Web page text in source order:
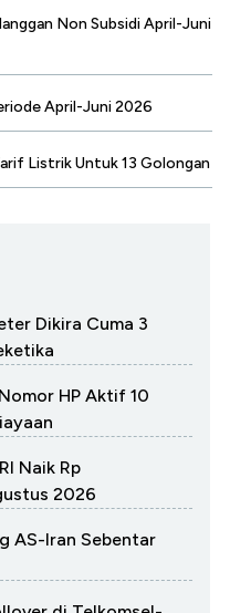
Non Subsidi April-Juni
April-Juni 2026
Listrik Untuk 13 Golongan
Dikira Cuma 3
HP Aktif 10
Naik Rp
2026
AS-Iran Sebentar